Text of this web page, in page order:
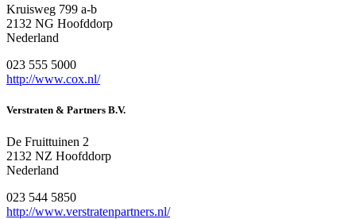
Kruisweg 799 a-b
2132 NG Hoofddorp
Nederland
023 555 5000
http://www.cox.nl/
Verstraten & Partners B.V.
De Fruittuinen 2
2132 NZ Hoofddorp
Nederland
023 544 5850
http://www.verstratenpartners.nl/